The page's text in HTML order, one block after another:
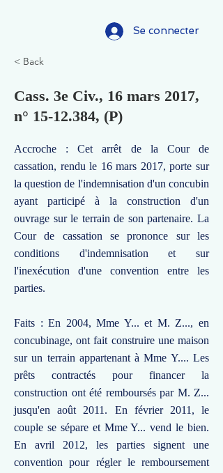
Se connecter
< Back
Cass. 3e Civ., 16 mars 2017,
n° 15-12.384, (P)
Accroche : Cet arrêt de la Cour de
cassation, rendu le 16 mars 2017, porte sur
la question de l'indemnisation d'un concubin
ayant participé à la construction d'un
ouvrage sur le terrain de son partenaire. La
Cour de cassation se prononce sur les
conditions d'indemnisation et sur
l'inexécution d'une convention entre les
parties.
Faits : En 2004, Mme Y... et M. Z..., en
concubinage, ont fait construire une maison
sur un terrain appartenant à Mme Y.... Les
prêts contractés pour financer la
construction ont été remboursés par M. Z...
jusqu'en août 2011. En février 2011, le
couple se sépare et Mme Y... vend le bien.
En avril 2012, les parties signent une
convention pour régler le remboursement